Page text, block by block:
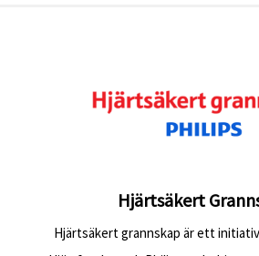
Hjärtsäkert
Hjärtsäkert grannskap är ett